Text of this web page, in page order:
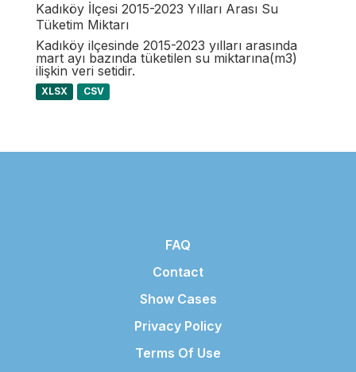
Kadıköy İlçesi 2015-2023 Yılları Arası Su
Tüketim Miktarı
Kadıköy ilçesinde 2015-2023 yılları arasında
mart ayı bazında tüketilen su miktarına(m3)
ilişkin veri setidir.
XLSX CSV
FAQ
Contact
Show Cases
Privacy Policy
Terms Of Use